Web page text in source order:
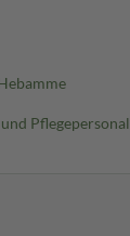
Pflegepersonal